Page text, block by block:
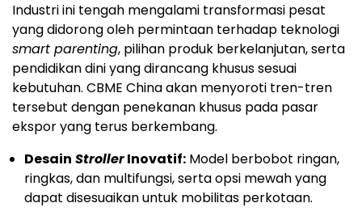
Industri ini tengah mengalami transformasi pesat
yang didorong oleh permintaan terhadap teknologi
smart parenting, pilihan produk berkelanjutan, serta
pendidikan dini yang dirancang khusus sesuai
kebutuhan. CBME China akan menyoroti tren-tren
tersebut dengan penekanan khusus pada pasar
ekspor yang terus berkembang.
Desain StrollerInovatif: Model berbobot ringan,
ringkas, dan multifungsi, serta opsi mewah yang
dapat disesuaikan untuk mobilitas perkotaan.